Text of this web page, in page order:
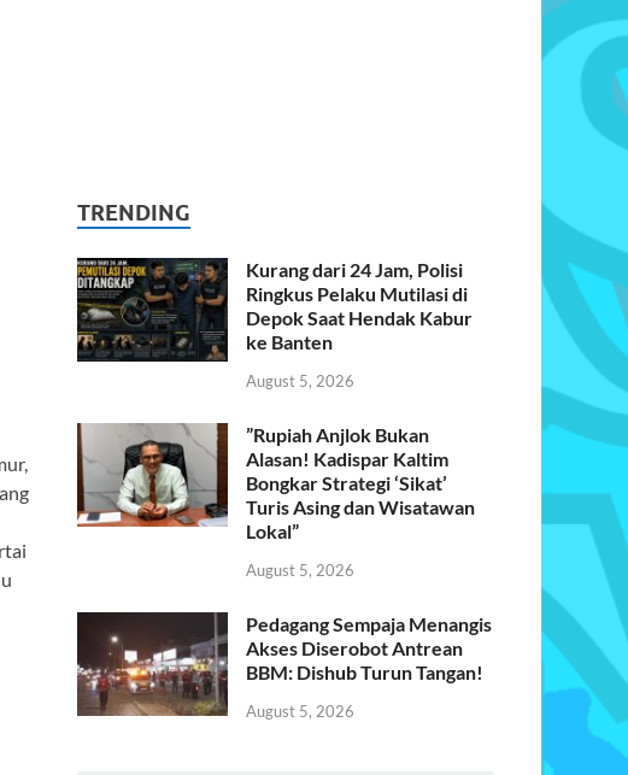
TRENDING
Kurang dari 24 Jam, Polisi
Ringkus Pelaku Mutilasi di
Depok Saat Hendak Kabur
ke Banten
August 5, 2026
​”Rupiah Anjlok Bukan
Alasan! Kadispar Kaltim
Bongkar Strategi ‘Sikat’
Turis Asing dan Wisatawan
Lokal”
August 5, 2026
Pedagang Sempaja Menangis
Akses Diserobot Antrean
BBM: Dishub Turun Tangan!
August 5, 2026